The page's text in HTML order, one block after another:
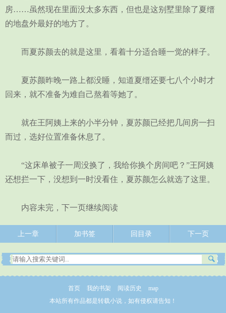
房……虽然现在里面没太多东西，但也是这别墅里除了夏缙
的地盘外最好的地方了。
而夏苏颜去的就是这里，看着十分适合睡一觉的样子。
夏苏颜昨晚一路上都没睡，知道夏缙还要七八个小时才
回来，就不准备为难自己熬着等她了。
就在王阿姨上来的小半分钟，夏苏颜已经把几间房一扫
而过，选好位置准备休息了。
“这床单被子一周没换了，我给你换个房间吧？”王阿姨
还想拦一下，没想到一时没看住，夏苏颜怎么就选了这里。
内容未完，下一页继续阅读
上一章 加书签 回目录 下一页
首页 我的书架 阅读历史
map
本站所有作品都是转载小说，如有侵权请告知！